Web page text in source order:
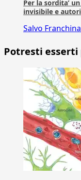
Per la sordita’
invisibile e
Salvo Franchina
Potresti esserti